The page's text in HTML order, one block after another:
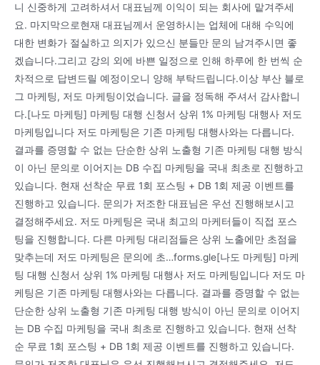
니 신중하게 고려하셔서 대표님께 이익이 되는 회사에 맡겨주세
요. 마지막으로현재 대표님께서 운영하시는 업체에 대해 수익에
대한 변화가 절실하고 의지가 있으신 분들만 문의 남겨주시면 좋
겠습니다.그리고 강의 외에 바쁜 일정으로 인해 하루에 한 번씩 순
차적으로 답변드릴 예정이오니 양해 부탁드립니다.이상 부산 블로
그 마케팅, 저도 마케팅이었습니다. 글을 정독해 주셔서 감사합니
다.[나도 마케팅] 마케팅 대행 신청서 상위 1% 마케팅 대행사 저도
마케팅입니다 저도 마케팅은 기존 마케팅 대행사와는 다릅니다.
결과를 증명할 수 없는 단순한 상위 노출형 기존 마케팅 대행 방식
이 아닌 문의로 이어지는 DB 수집 마케팅을 국내 최초로 진행하고
있습니다. 현재 선착순 무료 1회 포스팅 + DB 1회 제공 이벤트를
진행하고 있습니다. 문의가 저조한 대표님은 우선 진행해보시고
결정해주세요. 저도 마케팅은 국내 최고의 마케터들이 직접 포스
팅을 진행합니다. 다른 마케팅 대리점들은 상위 노출에만 초점을
맞추는데 저도 마케팅은 문의에 초…forms.gle[나도 마케팅] 마케
팅 대행 신청서 상위 1% 마케팅 대행사 저도 마케팅입니다 저도 마
케팅은 기존 마케팅 대행사와는 다릅니다. 결과를 증명할 수 없는
단순한 상위 노출형 기존 마케팅 대행 방식이 아닌 문의로 이어지
는 DB 수집 마케팅을 국내 최초로 진행하고 있습니다. 현재 선착
순 무료 1회 포스팅 + DB 1회 제공 이벤트를 진행하고 있습니다.